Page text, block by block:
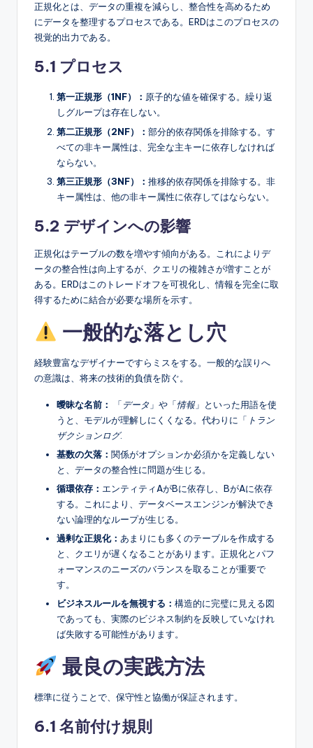
正規化とは、データの重複を減らし、整合性を高めるため
にデータを整理するプロセスである。ERDはこのプロセスの
視覚的出力である。
5.1 プロセス
第一正規形（1NF）： 原子的な値を確保する。繰り返
しグループは存在しない。
第二正規形（2NF）： 部分的依存関係を排除する。す
べての非キー属性は、完全な主キーに依存しなければ
ならない。
第三正規形（3NF）： 推移的依存関係を排除する。非
キー属性は、他の非キー属性に依存してはならない。
5.2 デザインへの影響
正規化はテーブルの数を増やす傾向がある。これによりデ
ータの整合性は向上するが、クエリの複雑さが増すことが
ある。ERDはこのトレードオフを可視化し、情報を完全に取
得するために結合が必要な場所を示す。
一般的な落とし穴
経験豊富なデザイナーですらミスをする。一般的な誤りへ
の意識は、将来の技術的負債を防ぐ。
曖昧な名前： 「データ 」や「情報」といった用語を使
うと、モデルが理解しにくくなる。代わりに「 トラン
ザクションログ.
基数の欠落： 関係がオプションか必須かを定義しない
と、データの整合性に問題が生じる。
循環依存： エンティティAがBに依存し、BがAに依存
する。これにより、データベースエンジンが解決でき
ない論理的なループが生じる。
過剰な正規化： あまりにも多くのテーブルを作成する
と、クエリが遅くなることがあります。正規化とパフ
ォーマンスのニーズのバランスを取ることが重要で
す。
ビジネスルールを無視する： 構造的に完璧に見える図
であっても、実際のビジネス制約を反映していなけれ
ば失敗する可能性があります。
最良の実践方法
標準に従うことで、保守性と協働が保証されます。
6.1 名前付け規則